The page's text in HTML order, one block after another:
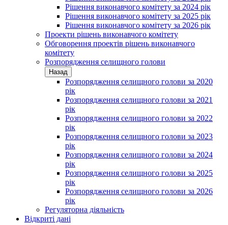
Рішення виконавчого комітету за 2024 рік
Рішення виконавчого комітету за 2025 рік
Рішення виконавчого комітету за 2026 рік
Проекти рішень виконавчого комітету
Обговорення проектів рішень виконавчого
комітету
Розпорядження селищного голови
Назад
Розпорядження селищного голови за 2020
рік
Розпорядження селищного голови за 2021
рік
Розпорядження селищного голови за 2022
рік
Розпорядження селищного голови за 2023
рік
Розпорядження селищного голови за 2024
рік
Розпорядження селищного голови за 2025
рік
Розпорядження селищного голови за 2026
рік
Регуляторна діяльність
Відкриті дані